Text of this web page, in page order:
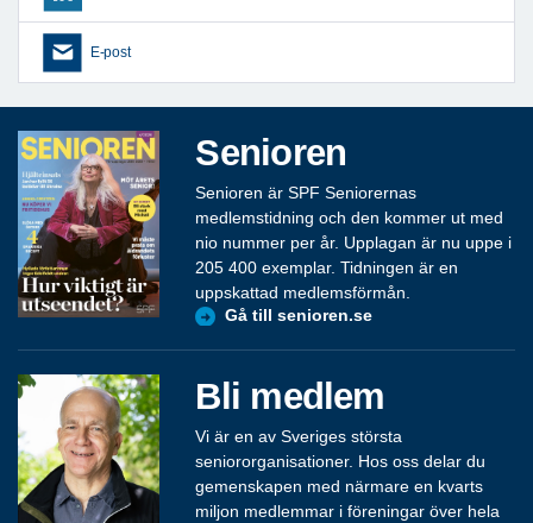
E-post
Senioren
Senioren är SPF Seniorernas
medlemstidning och den kommer ut med
nio nummer per år. Upplagan är nu uppe i
205 400 exemplar. Tidningen är en
uppskattad medlemsförmån.
Gå till senioren.se
Bli medlem
Vi är en av Sveriges största
seniororganisationer. Hos oss delar du
gemenskapen med närmare en kvarts
miljon medlemmar i föreningar över hela